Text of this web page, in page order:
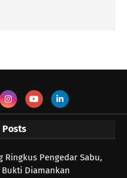
Posts
Ringkus Pengedar Sabu,
Bukti Diamankan